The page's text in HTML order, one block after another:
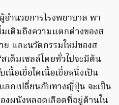
ำนวยการโรงพยาบาล พา
เติมถึงความแตกต่างของส
และนวัตกรรมใหม่ของส
เต็มเซลล์โดยทั่วไปจะมีต้น
เนื้อเยื่อใดเนื้อเยื่อหนึ่งเป็น
ลกเปลี่ยนกับทางญี่ปุ่น จะเป็น
งผนังหลอดเลือดที่อยู่ด้านใน